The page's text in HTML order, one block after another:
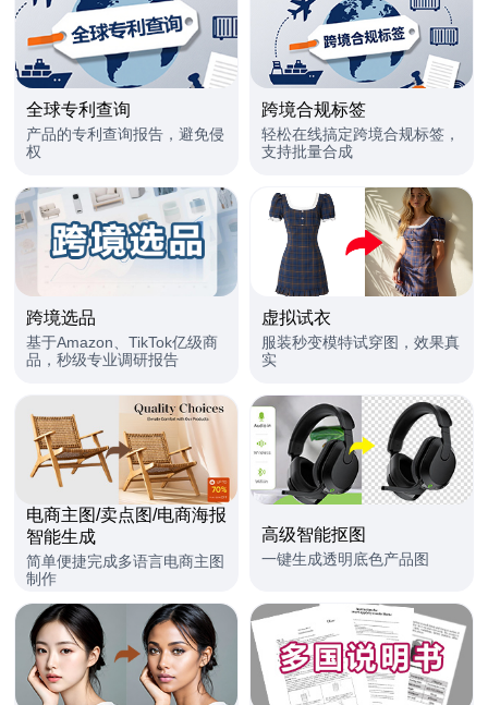
全球专利查询
产品的专利查询报告，避免侵
权
跨境合规标签
轻松在线搞定跨境合规标签，
支持批量合成
跨境选品
基于Amazon、TikTok亿级商
品，秒级专业调研报告
虚拟试衣
服装秒变模特试穿图，效果真
实
电商主图/卖点图/电商海报
智能生成
简单便捷完成多语言电商主图
制作
高级智能抠图
一键生成透明底色产品图